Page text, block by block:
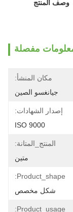
وصف المنتج
مفصلة
مكان المنشأ:
جيانغسو الصين
إصدار الشهادات:
ISO 9000
المنتج_المتانة:
متين
Product_shape:
شكل مخصص
Product_usage: